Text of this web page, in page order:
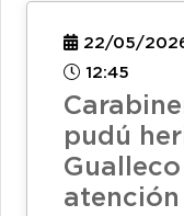
22/05/
12:45
pudú